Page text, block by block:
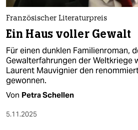
Französischer Literaturpreis
Ein Haus voller Gewalt
Für einen dunklen Familienroman,
Gewalterfahrungen der Weltkriege
Laurent Mauvignier den
gewonnen.
Von Petra Schellen
5.11.2025